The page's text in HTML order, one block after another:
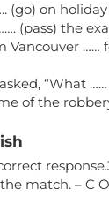
(go) on
(pass) the
Vancouver ……
“What
of the
match. – C